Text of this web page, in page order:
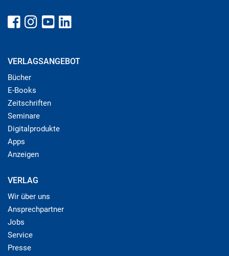
VERLAGSANGEBOT
Bücher
E-Books
Zeitschriften
Seminare
Digitalprodukte
Apps
Anzeigen
VERLAG
Wir über uns
Ansprechpartner
Jobs
Service
Presse